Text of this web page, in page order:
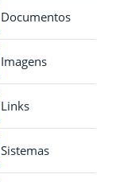
Documentos
Imagens
Links
Sistemas